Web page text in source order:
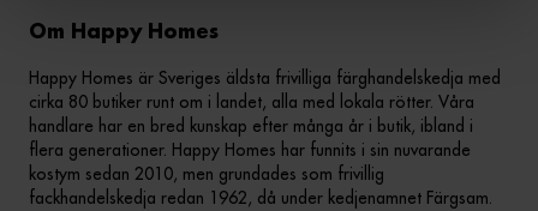
Om Happy Homes
Happy Homes är Sveriges äldsta frivilliga färghandelskedja med
cirka 80 butiker runt om i landet, alla med lokala rötter. Våra
handlare har en bred kunskap efter många år i butik, ibland i
flera generationer. Happy Homes har funnits i sin nuvarande
kostym sedan 2010, men grundades som frivillig
fackhandelskedja redan 1962, då under kedjenamnet Färgsam.